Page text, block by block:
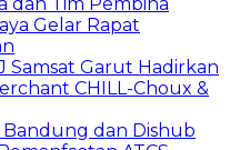
Gelar Rapat
Samsat Garut Hadirkan
CHILL-Choux &
Bandung dan Dishub